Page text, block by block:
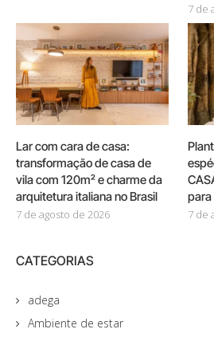
7 de
Lar com cara de casa:
transformação de casa de
vila com 120m² e charme da
arquitetura italiana no Brasil
7 de agosto de 2026
para
7 de
CATEGORIAS
adega
Ambiente de estar